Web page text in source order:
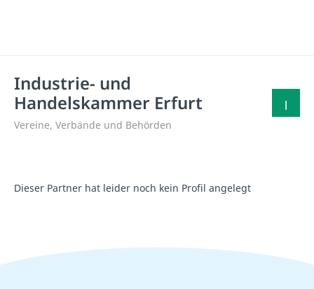
Industrie- und
Handelskammer Erfurt
Vereine, Verbände und Behörden
Dieser Partner hat leider noch kein Profil angelegt